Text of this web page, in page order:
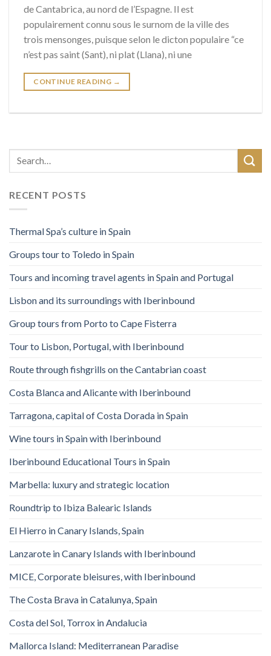
de Cantabrica, au nord de l’Espagne. Il est
populairement connu sous le surnom de la ville des
trois mensonges, puisque selon le dicton populaire “ce
n’est pas saint (Sant), ni plat (Llana), ni une
CONTINUE READING →
RECENT POSTS
Thermal Spa’s culture in Spain
Groups tour to Toledo in Spain
Tours and incoming travel agents in Spain and Portugal
Lisbon and its surroundings with Iberinbound
Group tours from Porto to Cape Fisterra
Tour to Lisbon, Portugal, with Iberinbound
Route through fishgrills on the Cantabrian coast
Costa Blanca and Alicante with Iberinbound
Tarragona, capital of Costa Dorada in Spain
Wine tours in Spain with Iberinbound
Iberinbound Educational Tours in Spain
Marbella: luxury and strategic location
Roundtrip to Ibiza Balearic Islands
El Hierro in Canary Islands, Spain
Lanzarote in Canary Islands with Iberinbound
MICE, Corporate bleisures, with Iberinbound
The Costa Brava in Catalunya, Spain
Costa del Sol, Torrox in Andalucia
Mallorca Island: Mediterranean Paradise